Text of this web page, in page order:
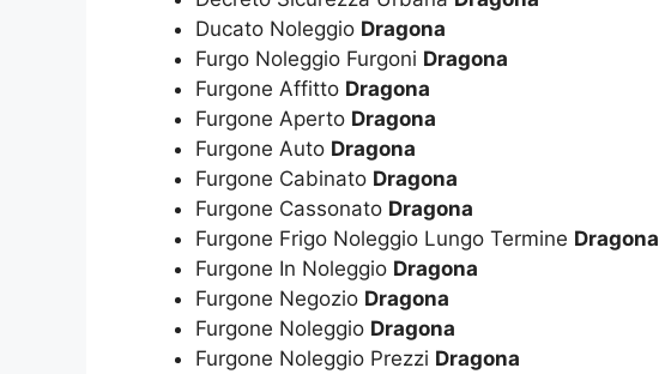
Ducato Noleggio Dragona
Furgo Noleggio Furgoni Dragona
Furgone Affitto Dragona
Furgone Aperto Dragona
Furgone Auto Dragona
Furgone Cabinato Dragona
Furgone Cassonato Dragona
Furgone Frigo Noleggio Lungo Termine Dragona
Furgone In Noleggio Dragona
Furgone Negozio Dragona
Furgone Noleggio Dragona
Furgone Noleggio Prezzi Dragona